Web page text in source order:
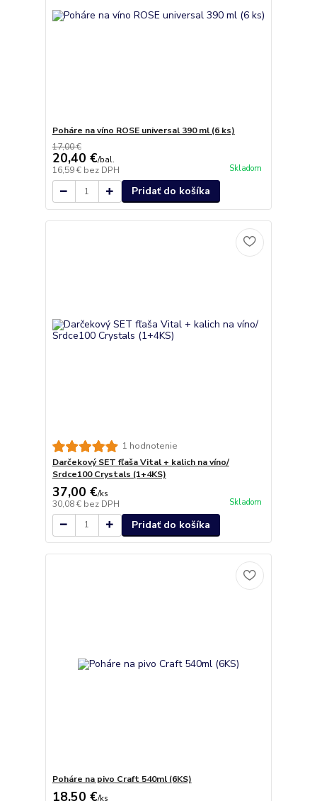
Poháre na víno ROSE universal 390 ml (6 ks)
17,00 €
20,40 €/bal.
16,59 € bez DPH Skladom
Pridať do košíka
1 hodnotenie
Darčekový SET fľaša Vital + kalich na víno/
Srdce100 Crystals (1+4KS)
37,00 €/ks
30,08 € bez DPH Skladom
Pridať do košíka
Poháre na pivo Craft 540ml (6KS)
18,50 €/ks